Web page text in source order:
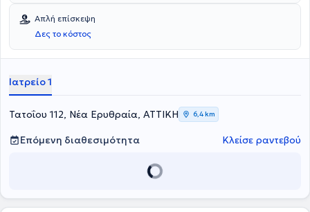
υπηρεσίες, την ουρολογία με δυνατότητα κυστεοσκόπησης, τη
νεφρολογία και τις προηγμένες αγγειοχειρουργικές παρεμβάσεις -
ένας πλήρης ιατρικός προορισμός για κάθε ανάγκη.
Απλή επίσκεψη
Δες το κόστος
Ιατρείο 1
Τατοΐου 112, Νέα Ερυθραία, ΑΤΤΙΚΗ 6,4 km
Επόμενη διαθεσιμότητα Κλείσε ραντεβού